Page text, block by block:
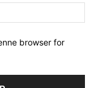
browser for